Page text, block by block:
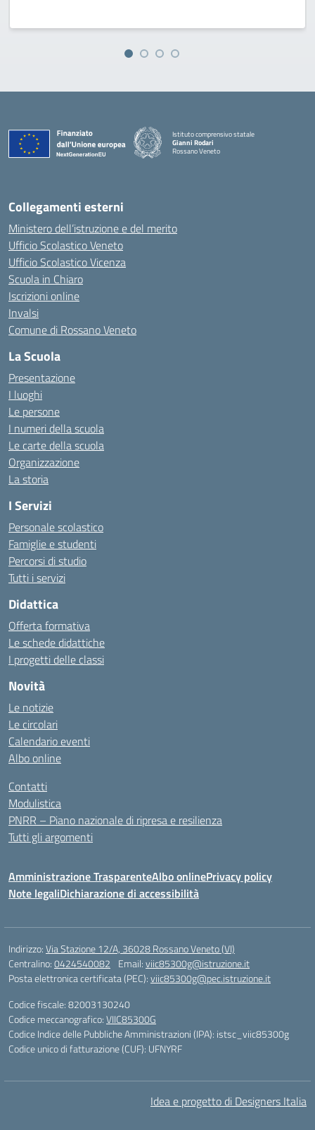
Istituto comprensivo statale
Gianni Rodari
Rossano Veneto
Collegamenti esterni
Ministero dell’istruzione e del merito
Ufficio Scolastico Veneto
Ufficio Scolastico Vicenza
Scuola in Chiaro
Iscrizioni online
Invalsi
Comune di Rossano Veneto
La Scuola
Presentazione
I luoghi
Le persone
I numeri della scuola
Le carte della scuola
Organizzazione
La storia
I Servizi
Personale scolastico
Famiglie e studenti
Percorsi di studio
Tutti i servizi
Didattica
Offerta formativa
Le schede didattiche
I progetti delle classi
Novità
Le notizie
Le circolari
Calendario eventi
Albo online
Contatti
Modulistica
PNRR – Piano nazionale di ripresa e resilienza
Tutti gli argomenti
Amministrazione TrasparenteAlbo onlinePrivacy policy
Note legaliDichiarazione di accessibilità
Indirizzo:Via Stazione 12/A, 36028 Rossano Veneto (VI)
Centralino:0424540082 Email:viic85300g@istruzione.it
Posta elettronica certificata (PEC):viic85300g@pec.istruzione.it
Codice fiscale: 82003130240
Codice meccanografico:VIIC85300G
Codice Indice delle Pubbliche Amministrazioni (IPA): istsc_viic85300g
Codice unico di fatturazione (CUF): UFNYRF
Idea e progetto di Designers Italia